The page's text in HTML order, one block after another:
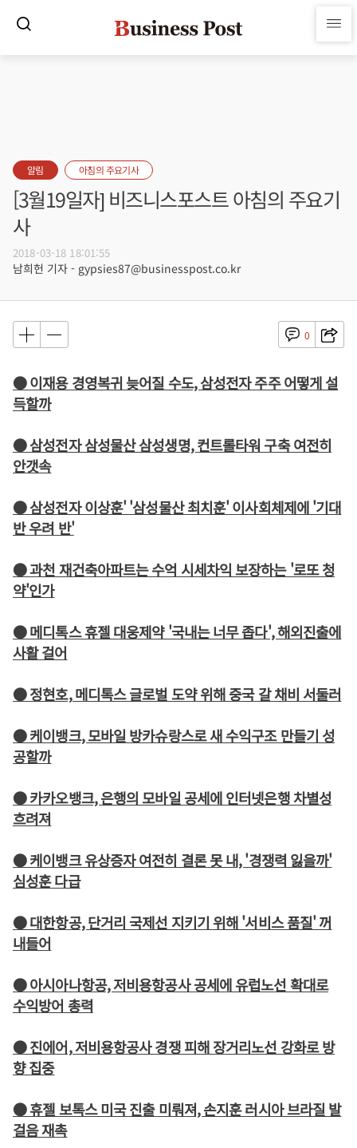
알림 아침의 주요기사
[3월19일자] 비즈니스포스트 아침의 주요기
사
2018-03-18 18:01:55
남희헌 기자 - gypsies87@businesspost.co.kr
0
● 이재용 경영복귀 늦어질 수도, 삼성전자 주주 어떻게 설
득할까
● 삼성전자 삼성물산 삼성생명, 컨트롤타워 구축 여전히
안갯속
● 삼성전자 이상훈' '삼성물산 최치훈' 이사회체제에 '기대
반 우려 반'
● 과천 재건축아파트는 수억 시세차익 보장하는 '로또 청
약'인가
● 메디톡스 휴젤 대웅제약 '국내는 너무 좁다', 해외진출에
사활 걸어
● 정현호, 메디톡스 글로벌 도약 위해 중국 갈 채비 서둘러
● 케이뱅크, 모바일 방카슈랑스로 새 수익구조 만들기 성
공할까
● 카카오뱅크, 은행의 모바일 공세에 인터넷은행 차별성
흐려져
● 케이뱅크 유상증자 여전히 결론 못 내, '경쟁력 잃을까'
심성훈 다급
● 대한항공, 단거리 국제선 지키기 위해 '서비스 품질' 꺼
내들어
● 아시아나항공, 저비용항공사 공세에 유럽노선 확대로
수익방어 총력
● 진에어, 저비용항공사 경쟁 피해 장거리노선 강화로 방
향 집중
● 휴젤 보톡스 미국 진출 미뤄져, 손지훈 러시아 브라질 발
걸음 재촉